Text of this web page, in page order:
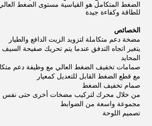
الضغط المتكامل هو القياسية مستوى الضغط العالي
للطاقة وكفاءة جيدة
الخصائص
مضخة دعم متكاملة لتزويد الزيت الدافع والطيار
يتغير اتجاه التدفق عندما يتم تحريك صفيحة
المحايد
صمامات تخفيف الضغط العالي مع وظيفة دعم
مع قطع الضغط القابل للتعديل كمعيار
صمام تخفيف الضغط
من خلال محرك لتركيب مضخات أخرى حتى نفس
مجموعة واسعة من الضوابط
تصميم اللوحة